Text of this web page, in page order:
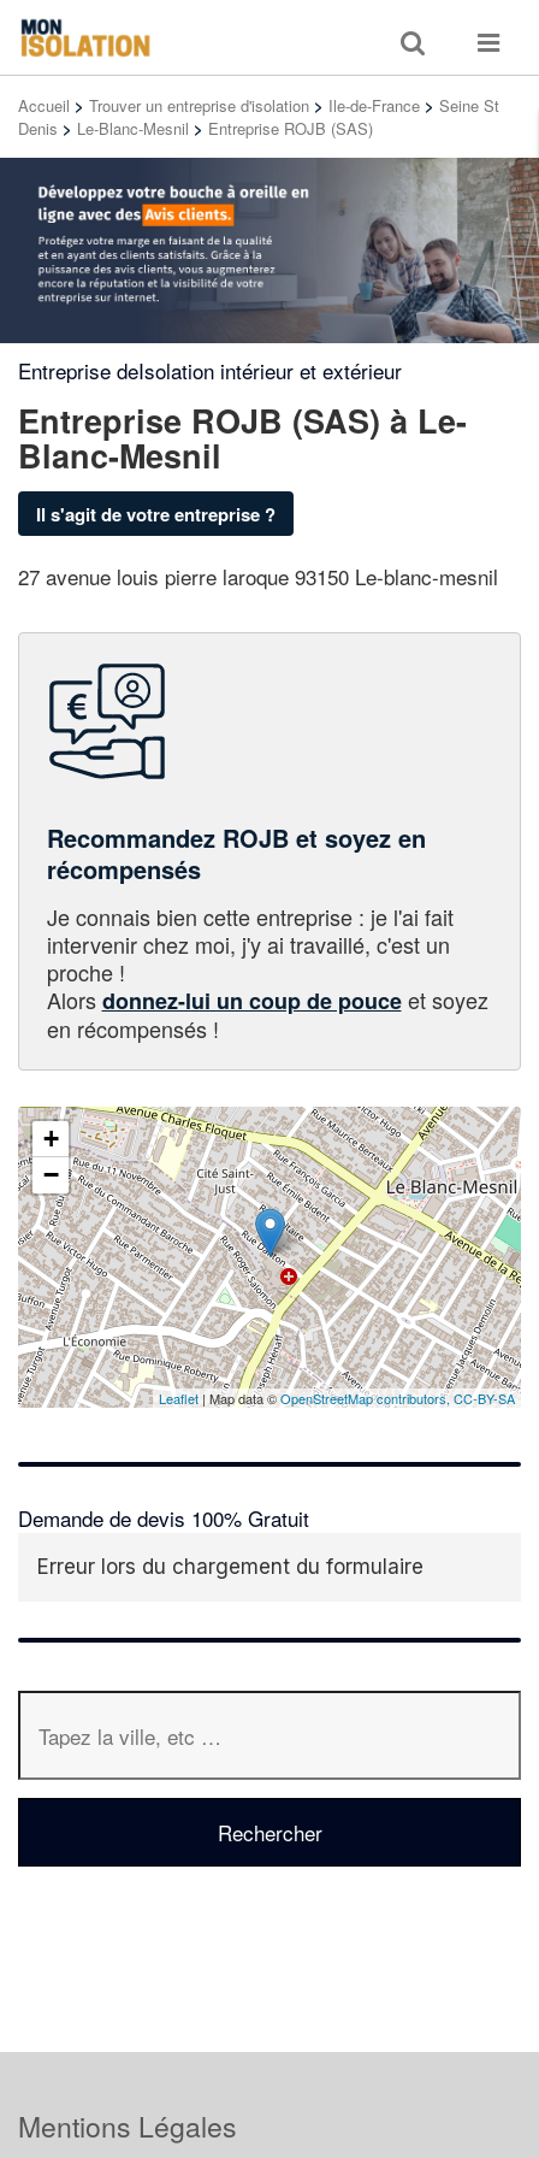
Toggle
search
Toggle
Accueil > Trouver un entreprise d'isolation > Ile-de-France > Seine St
Denis > Le-Blanc-Mesnil > Entreprise ROJB (SAS)
Entreprise deIsolation intérieur et extérieur
Entreprise ROJB (SAS) à Le-
Blanc-Mesnil
Il s'agit de votre entreprise ?
27 avenue louis pierre laroque 93150 Le-blanc-mesnil
Recommandez ROJB et soyez en
récompensés
Je connais bien cette entreprise : je l'ai fait
intervenir chez moi, j'y ai travaillé, c'est un
proche !
Alorsdonnez-lui un coup de pouceet soyez
en récompensés !
+
−
Leaflet | Map data ©OpenStreetMap contributors,CC-BY-SA
Demande de devis 100% Gratuit
Erreur lors du chargement du formulaire
Mentions Légales